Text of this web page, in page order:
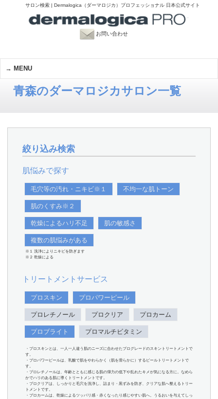
サロン検索 | Dermalogica（ダーマロジカ）プロフェッショナル 日本公式サイト
お問い合わせ
MENU
青森のダーマロジカサロン一覧
絞り込み検索
肌悩みで探す
毛穴等の汚れ・ニキビ※１ 不均一な肌トーン
肌のくすみ※２
乾燥によるハリ不足 肌の敏感さ
複数の肌悩みがある
※１ 洗浄によりニキビを防ぎます
※２ 乾燥による
トリートメントサービス
プロスキン プロパワーピール
プロレチノール プロクリア プロカーム
プロブライト プロマルチビタミン
・プロスキンとは、一人一人違う肌のニーズに合わせたプログレードのスキントリートメントで
す。
・プロパワーピールは、乳酸で肌をやわらかく（肌を滑らかに）するピールトリートメントで
す。
・プロレチノールは、年齢とともに感じる肌の弾力の低下や乱れたキメが気になる方に。なめら
かでハリのある肌に導くトリートメントです。
・プロクリアは、しっかりと毛穴を洗浄し、詰まり・黒ずみを防ぎ、クリアな肌へ整えるトリー
トメントです。
・プロカームは、乾燥によるツッパリ感・赤くなったり感じやすい肌へ。うるおいを与えてしっ